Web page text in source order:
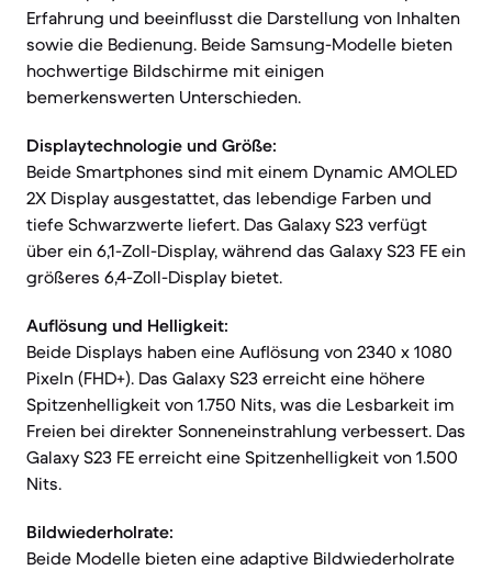
Erfahrung und beeinflusst die Darstellung von Inhalten
sowie die Bedienung. Beide Samsung-Modelle bieten
hochwertige Bildschirme mit einigen
bemerkenswerten Unterschieden.
Displaytechnologie und Größe:
Beide Smartphones sind mit einem Dynamic AMOLED
2X Display ausgestattet, das lebendige Farben und
tiefe Schwarzwerte liefert. Das Galaxy S23 verfügt
über ein 6,1-Zoll-Display, während das Galaxy S23 FE ein
größeres 6,4-Zoll-Display bietet.
Auflösung und Helligkeit:
Beide Displays haben eine Auflösung von 2340 x 1080
Pixeln (FHD+). Das Galaxy S23 erreicht eine höhere
Spitzenhelligkeit von 1.750 Nits, was die Lesbarkeit im
Freien bei direkter Sonneneinstrahlung verbessert. Das
Galaxy S23 FE erreicht eine Spitzenhelligkeit von 1.500
Nits.
Bildwiederholrate:
Beide Modelle bieten eine adaptive Bildwiederholrate